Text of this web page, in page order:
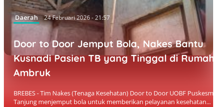
Daerah 24 Februari 2026 - 21:57
Door to Door Jemput Bola, Nakes Bantu
Kusnadi Pasien TB yang Tinggal di Rumah
Ambruk
BREBES - Tim Nakes (Tenaga Kesehatan) Door to Door UOBF
Tanjung menjemput bola untuk memberikan pelayanan kesehatan...